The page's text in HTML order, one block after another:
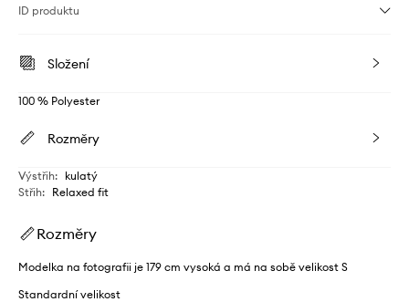
ID produktu
Složení
100 % Polyester
Rozměry
Výstřih: kulatý
Střih: Relaxed fit
Rozměry
Modelka na fotografii je 179 cm vysoká a má na sobě velikost S
Standardní velikost